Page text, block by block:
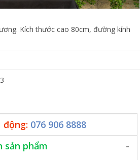
Kích thước cao 80cm, đường kính
động: 076 906 8888
sản phẩm